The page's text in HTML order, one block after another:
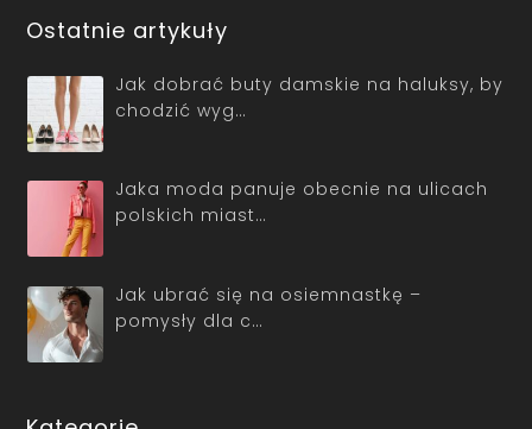
Ostatnie artykuły
Jak dobrać buty damskie na haluksy, by
chodzić wyg…
Jaka moda panuje obecnie na ulicach
polskich miast…
Jak ubrać się na osiemnastkę –
pomysły dla c…